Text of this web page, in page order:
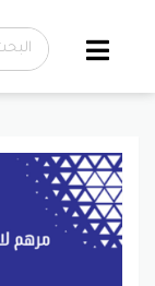
تخطي إلى
المحتوى